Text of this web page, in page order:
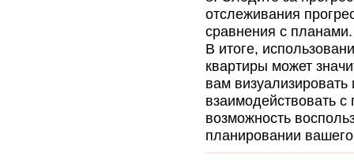
отслеживания
сравнения с планами.
В итоге,
квартиры может
вам
взаимодействовать
возможность
планировании